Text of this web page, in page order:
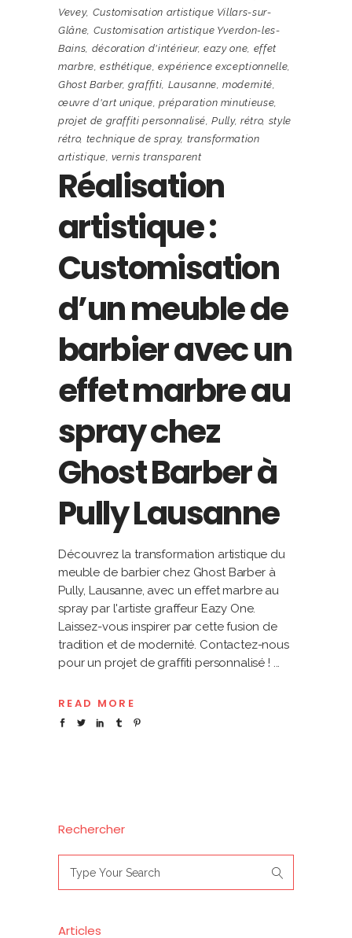
Vevey, Customisation artistique Villars-sur-
Glâne, Customisation artistique Yverdon-les-
Bains, décoration d'intérieur,eazy one, effet
marbre,esthétique,expérience exceptionnelle,
Ghost Barber,graffiti, Lausanne,modernité,
œuvre d'art unique,préparation minutieuse,
projet de graffiti personnalisé,Pully,rétro, style
rétro, technique de spray, transformation
artistique, vernis transparent
Réalisation
artistique :
Customisation
d’un meuble de
barbier avec un
effet marbre au
spray chez
Ghost Barber à
Pully Lausanne
Découvrez la transformation artistique du
meuble de barbier chez Ghost Barber à
Pully, Lausanne, avec un effet marbre au
spray par l'artiste graffeur Eazy One.
Laissez-vous inspirer par cette fusion de
tradition et de modernité. Contactez-nous
pour un projet de graffiti personnalisé !
READ MORE
Rechercher
for:
Articles